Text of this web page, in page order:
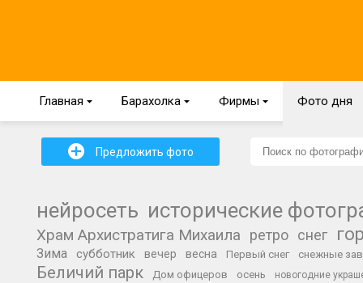
Главная { Барахолка { Фирмы { Фото дня
нейросеть исторические
Храм Архистратига Михаила ретро снег
Зима субботник вечер весна Первый снег снежные
Беличий парк Дом офицеров осень новогодние
+ Предложить фото